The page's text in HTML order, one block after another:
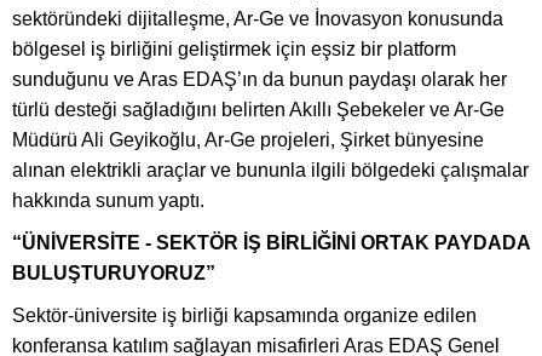
sektöründeki dijitalleşme, Ar-Ge ve İnovasyon konusunda
bölgesel iş birliğini geliştirmek için eşsiz bir platform
sunduğunu ve Aras EDAŞ’ın da bunun paydaşı olarak her
türlü desteği sağladığını belirten Akıllı Şebekeler ve Ar-Ge
Müdürü Ali Geyikoğlu, Ar-Ge projeleri, Şirket bünyesine
alınan elektrikli araçlar ve bununla ilgili bölgedeki çalışmalar
hakkında sunum yaptı.
“ÜNİVERSİTE - SEKTÖR İŞ BİRLİĞİNİ ORTAK PAYDADA
BULUŞTURUYORUZ”
Sektör-üniversite iş birliği kapsamında organize edilen
konferansa katılım sağlayan misafirleri Aras EDAŞ Genel